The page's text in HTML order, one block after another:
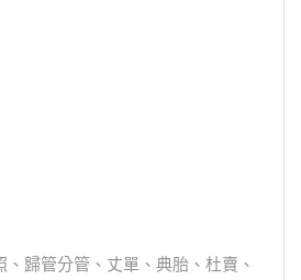
、歸管分管、丈單、典胎、杜賣、